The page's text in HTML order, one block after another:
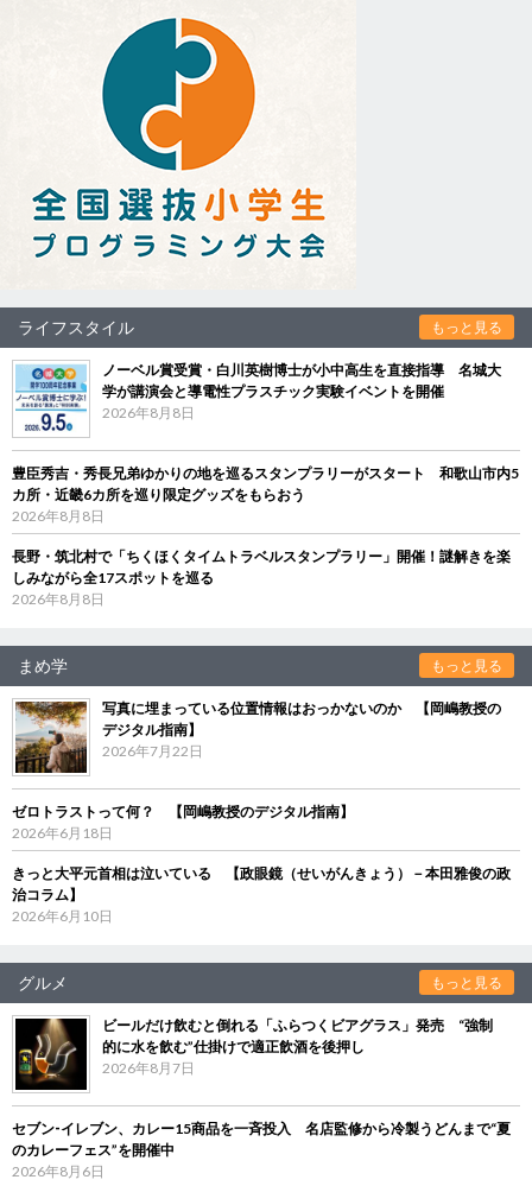
ライフスタイル もっと見る
ノーベル賞受賞・白川英樹博士が小中高生を直接指導 名城大
学が講演会と導電性プラスチック実験イベントを開催
2026年8月8日
豊臣秀吉・秀長兄弟ゆかりの地を巡るスタンプラリーがスタート 和歌山市内5
カ所・近畿6カ所を巡り限定グッズをもらおう
2026年8月8日
長野・筑北村で「ちくほくタイムトラベルスタンプラリー」開催！謎解きを楽
しみながら全17スポットを巡る
2026年8月8日
まめ学 もっと見る
写真に埋まっている位置情報はおっかないのか 【岡嶋教授の
デジタル指南】
2026年7月22日
ゼロトラストって何？ 【岡嶋教授のデジタル指南】
2026年6月18日
きっと大平元首相は泣いている 【政眼鏡（せいがんきょう）－本田雅俊の政
治コラム】
2026年6月10日
グルメ もっと見る
ビールだけ飲むと倒れる「ふらつくビアグラス」発売 “強制
的に水を飲む”仕掛けで適正飲酒を後押し
2026年8月7日
セブン‐イレブン、カレー15商品を一斉投入 名店監修から冷製うどんまで“夏
のカレーフェス”を開催中
2026年8月6日